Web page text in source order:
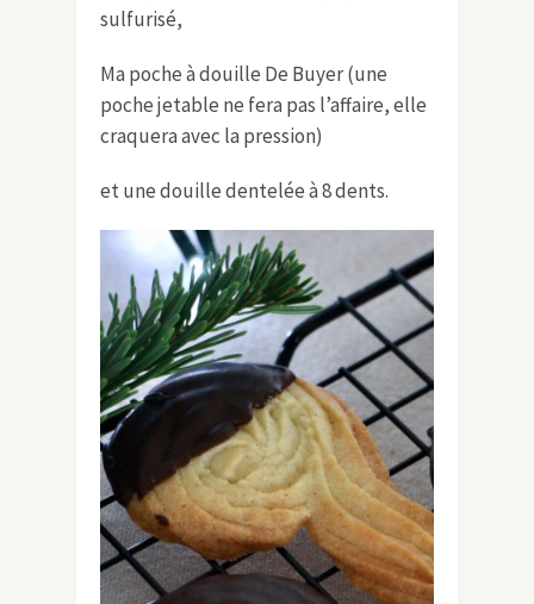
sulfurisé,
Ma poche à douille De Buyer (une
poche jetable ne fera pas l’affaire, elle
craquera avec la pression)
et une douille dentelée à 8 dents.